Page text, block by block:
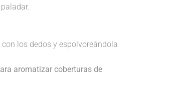
los dedos y espolvoreándola
aromatizar coberturas de